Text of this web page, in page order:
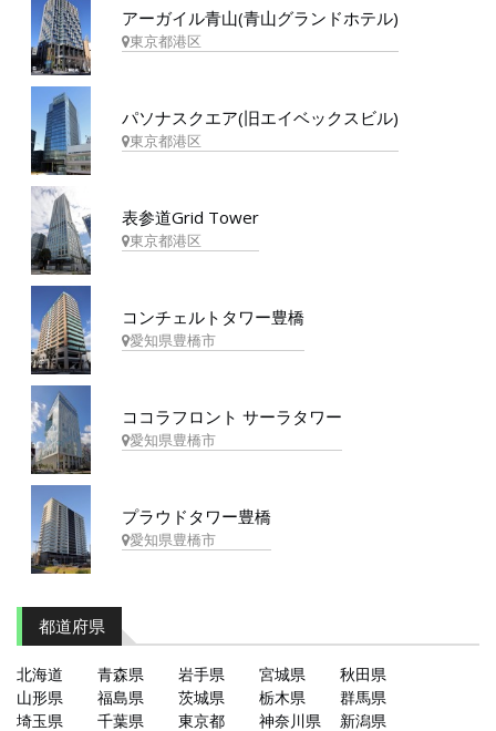
アーガイル青山(青山グランドホテル)
東京都港区
パソナスクエア(旧エイベックスビル)
東京都港区
表参道Grid Tower
東京都港区
コンチェルトタワー豊橋
愛知県豊橋市
ココラフロント サーラタワー
愛知県豊橋市
プラウドタワー豊橋
愛知県豊橋市
都道府県
北海道 青森県 岩手県 宮城県
秋田県
山形県
福島県 茨城県 栃木県
群馬県
埼玉県
千葉県 東京都 神奈川県
新潟県